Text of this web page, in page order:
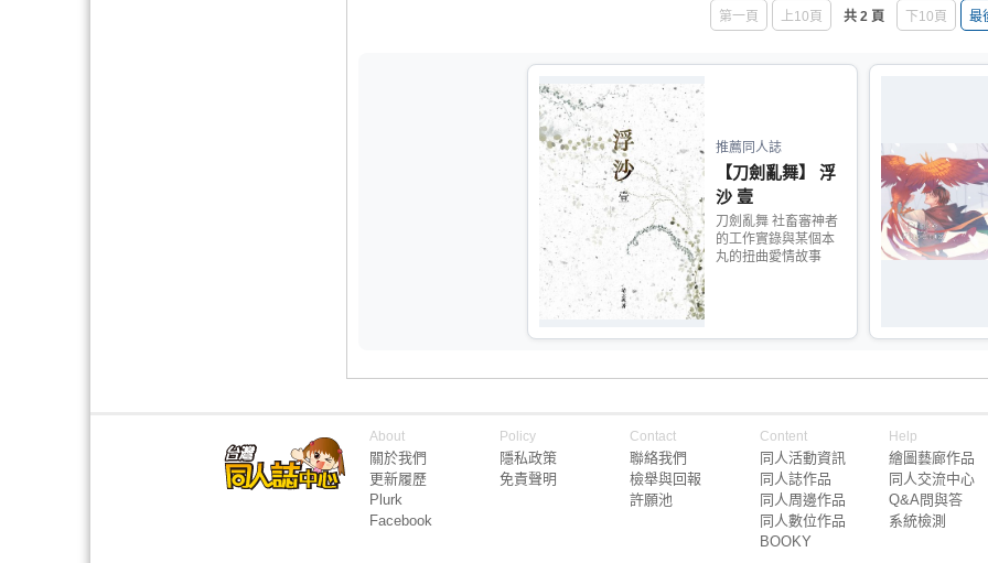
第一頁 上10頁 共 2 頁 下10頁 最
推薦同人誌
【刀劍亂舞】 浮
沙 壹
刀劍亂舞 社畜審神者
的工作實錄與某個本
丸的扭曲愛情故事
About
關於我們
更新履歷
Plurk
Facebook
Policy
隱私政策
免責聲明
Contact
聯絡我們
檢舉與回報
許願池
Content
同人活動資訊
同人誌作品
同人周邊作品
同人數位作品
BOOKY
Help
繪圖藝廊作品
同人交流中心
Q&A問與答
系統檢測